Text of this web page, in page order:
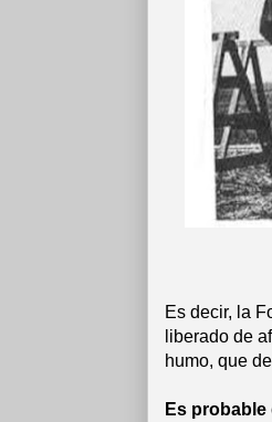
Es decir, la
liberado de
humo, que
Es